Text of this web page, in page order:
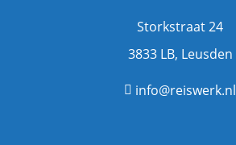
Storkstraat 24
3833 LB, Leusden
info@reiswerk.nl